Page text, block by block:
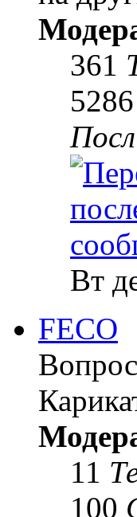
361
5286
Вт
FECO
11
100